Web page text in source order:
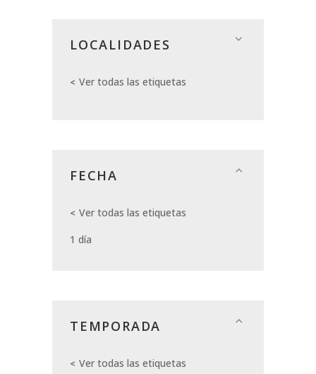
LOCALIDADES
Ver todas las etiquetas
FECHA
Ver todas las etiquetas
1 día
TEMPORADA
Ver todas las etiquetas